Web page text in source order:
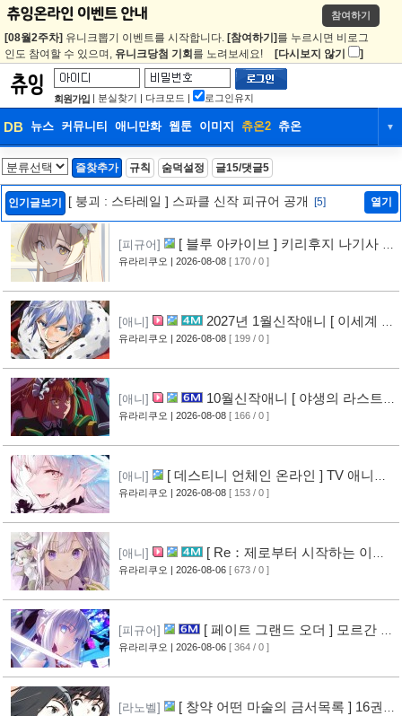
참여하기
[08월2주차] 유니크뽑기 이벤트를 시작합니다. [참여하기] 를 누르시면 비로그
인도 참여할 수 있으며, 유니크당첨 기회 를 노려보세요! [다시보지 않기 ]
회원가입 | 분실찾기 | 다크모드 | 로그인유지
DB 뉴스 커뮤니티 애니만화 웹툰 이미지 츄온2 츄온 ▼
DB 뉴스 커뮤니티
웹툰 이미지 츄온2
즐찾추가 규칙 숨덕설정 글15/댓글5
인기글보기 [ 붕괴 : 스타레일 ] 스파클 신작 피규어 공개 [5] 열기
[피규어]
[ 블루 아카이브 ] 키리후지 나기사 신
작 피규어 공개 [4]
유라리쿠오 | 2026-08-08 [ 170 / 0 ]
[애니]
2027년 1월신작애니 [ 이세계 전
생 소동기 ] PV 영상 공개
유라리쿠오 | 2026-08-08 [ 199 / 0 ]
[애니]
10월신작애니 [ 야생의 라스트
보스가 나타났다! ] 2기 PV 영상 공개
유라리쿠오 | 2026-08-08 [ 166 / 0 ]
[애니]
[ 데스티니 언체인 온라인 ] TV 애니메
이션화 결정 [5]
유라리쿠오 | 2026-08-08 [ 153 / 0 ]
[애니]
[ Re：제로부터 시작하는 이세
계 생활 ] 4기 탈환편 PV 영상 공개
유라리쿠오 | 2026-08-06 [ 673 / 0 ]
[피규어]
[ 페이트 그랜드 오더 ] 모르간 르
페이 신작 피규어 공개
[7]
유라리쿠오 | 2026-08-06 [ 364 / 0 ]
[라노벨]
[ 창약 어떤 마술의 금서목록 ] 16권